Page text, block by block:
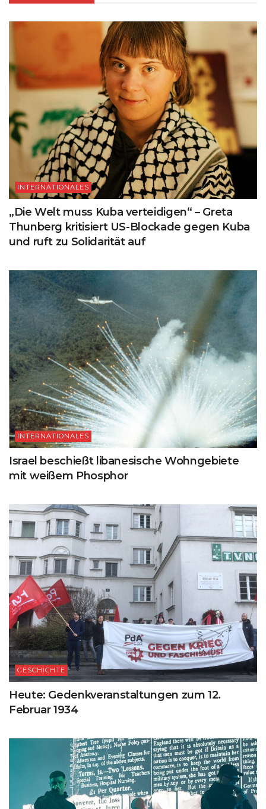
INTERNATIONALES
„Die Welt muss Kuba verteidigen“ – Greta
Thunberg kritisiert US-Blockade gegen Kuba
und ruft zu Solidarität auf
INTERNATIONALES
Israel beschießt libanesische Wohngebiete
mit weißem Phosphor
GESCHICHTE
Heute: Gedenkveranstaltungen zum 12.
Februar 1934